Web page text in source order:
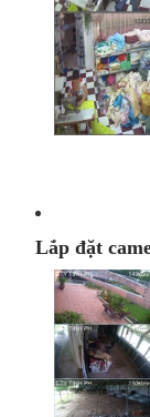
Lắp đặt